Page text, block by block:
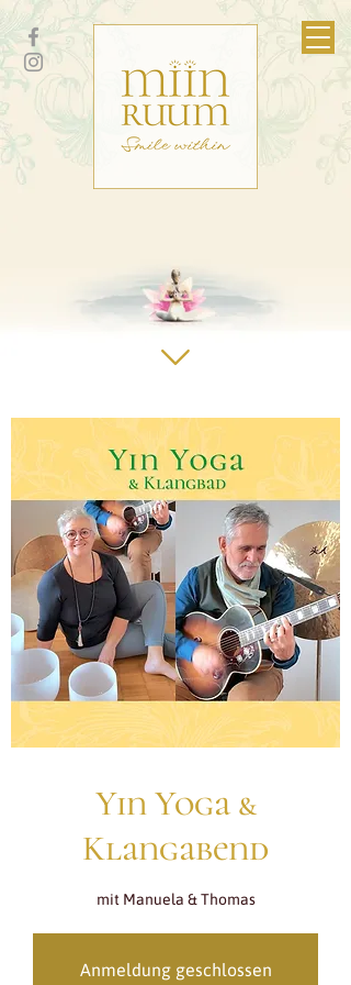
Yin Yoga &
Klangabend
mit Manuela & Thomas
Anmeldung geschlossen